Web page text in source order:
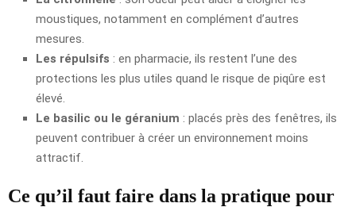
moustiques, notamment en complément d’autres
mesures.
Les répulsifs : en pharmacie, ils restent l’une des
protections les plus utiles quand le risque de piqûre est
élevé.
Le basilic ou le géranium : placés près des fenêtres, ils
peuvent contribuer à créer un environnement moins
attractif.
Ce qu’il faut faire dans la pratique pour